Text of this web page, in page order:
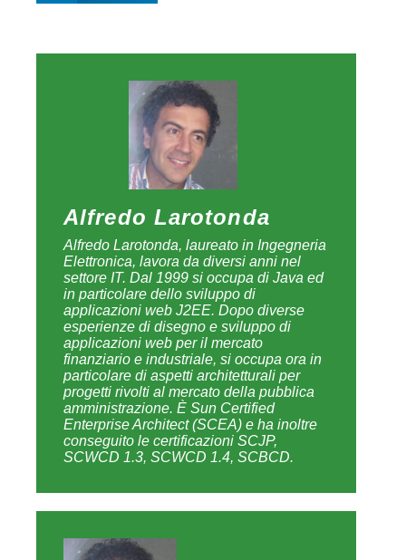
Alfredo Larotonda
Alfredo Larotonda, laureato in Ingegneria
Elettronica, lavora da diversi anni nel
settore IT. Dal 1999 si occupa di Java ed
in particolare dello sviluppo di
applicazioni web J2EE. Dopo diverse
esperienze di disegno e sviluppo di
applicazioni web per il mercato
finanziario e industriale, si occupa ora in
particolare di aspetti architetturali per
progetti rivolti al mercato della pubblica
amministrazione. È Sun Certified
Enterprise Architect (SCEA) e ha inoltre
conseguito le certificazioni SCJP,
SCWCD 1.3, SCWCD 1.4, SCBCD.